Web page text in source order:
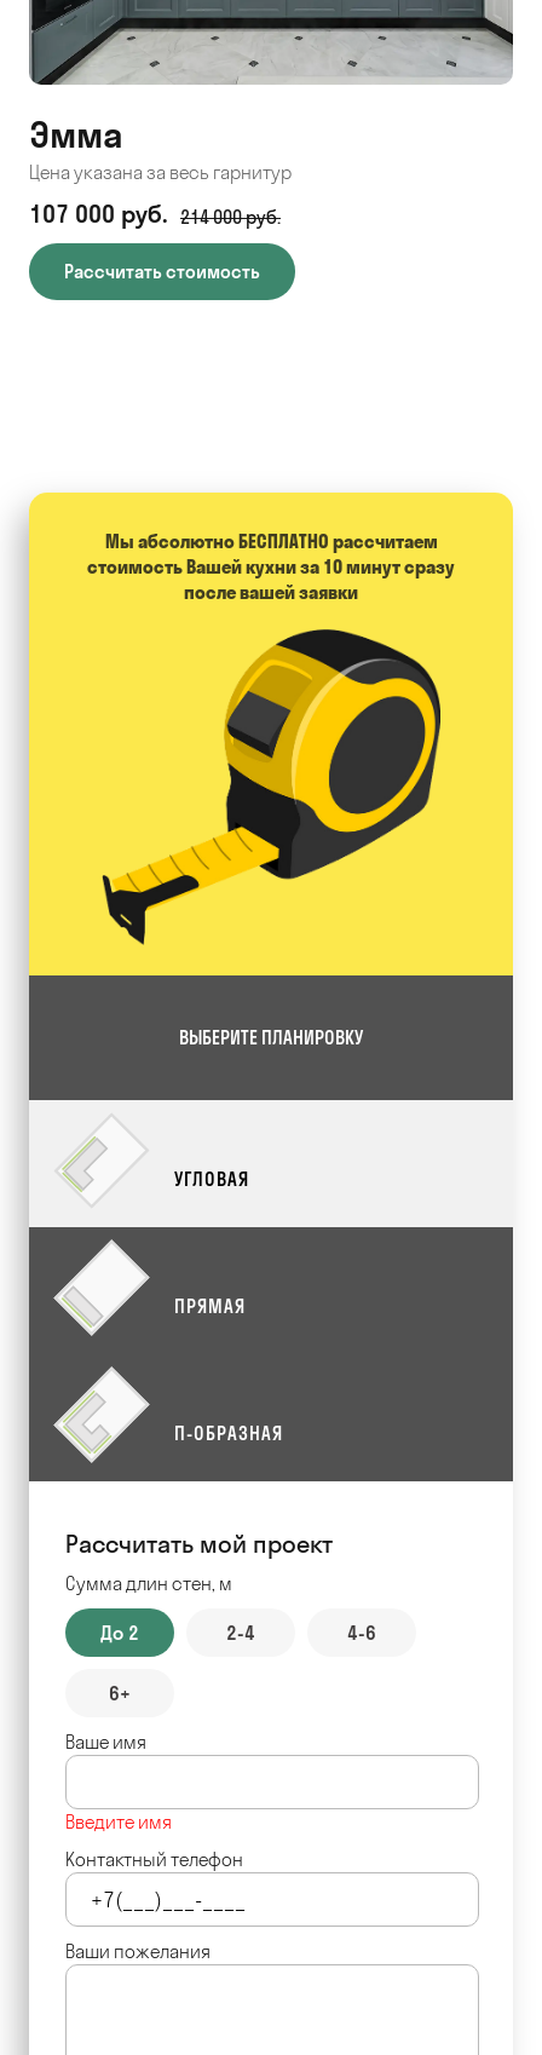
Эмма
Цена указана за весь гарнитур
107 000 руб. 214 000 руб.
Рассчитать стоимость
Мы абсолютно БЕСПЛАТНО расcчитаем
стоимость Вашей кухни за 10 минут сразу
после вашей заявки
ВЫБЕРИТЕ ПЛАНИРОВКУ
УГЛОВАЯ
ПРЯМАЯ
П-ОБРАЗНАЯ
Рассчитать мой проект
Сумма длин стен, м
До 2 2-4 4-6
6+
Ваше имя
Введите имя
Контактный телефон
Ваши пожелания